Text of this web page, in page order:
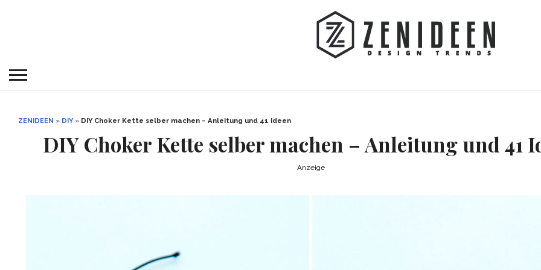
ZENIDEEN » DIY» DIY Choker Kette selber machen – Anleitung und 41 Ideen
DIY Choker Kette selber machen – Anleitung und 41
Anzeige